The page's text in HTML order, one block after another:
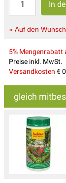
» Auf den
5% Mengenrabatt
Preise inkl. MwSt.
Versandkosten €
gleich